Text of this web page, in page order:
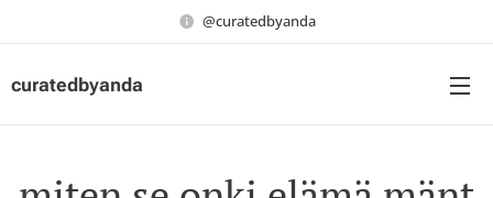
@curatedbyanda
curatedbyanda